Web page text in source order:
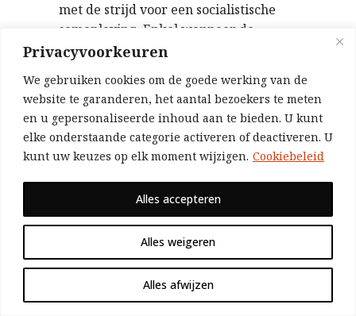
Privacyvoorkeuren
We gebruiken cookies om de goede werking van de
website te garanderen, het aantal bezoekers te meten
en u gepersonaliseerde inhoud aan te bieden. U kunt
elke onderstaande categorie activeren of deactiveren. U
kunt uw keuzes op elk moment wijzigen. Cookiebeleid
Alles weigeren
Alles afwijzen
Alles accepteren
met de strijd voor een socialistische
samenleving. Enkel wanneer de
productiemiddelen in handen zijn van
controle staan, zullen we de situatie
kunnen rechttrekken.
Het hedendaagse technologische
potentieel is bijna oneindig. De kennis
onze tijd aan te pakken. De
mogelijkheid is er om op een enorm
fijnmazige manier goederen
democratisch te verdelen. De nodige
klimaatcrisis tegen te gaan, er is enkel